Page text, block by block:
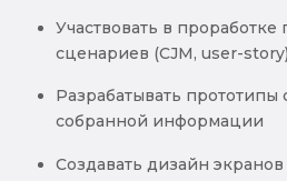
Участвовать в проработке
сценариев (CJM, user-
Разрабатывать прототипы
собранной информации
Создавать дизайн